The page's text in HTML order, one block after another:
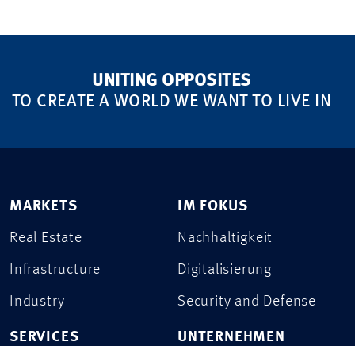
UNITING OPPOSITES
TO CREATE A WORLD WE WANT TO LIVE IN
MARKETS
Real Estate
Infrastructure
Industry
SERVICES
IM FOKUS
Nachhaltigkeit
Digitalisierung
Security and Defense
UNTERNEHMEN